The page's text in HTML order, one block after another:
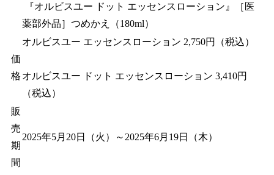
『オルビスユー ドット エッセンスローション』［医
薬部外品］つめかえ（180ml）
価
格
オルビスユー エッセンスローション 2,750円（税込）
オルビスユー ドット エッセンスローション 3,410円
（税込）
販
売
期
間
2025年5月20日（火）～2025年6月19日（木）